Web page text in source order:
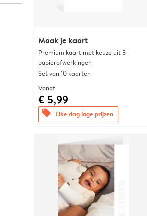
Maak je kaart
Premium kaart met keuze uit 3
papierafwerkingen
Set van 10 kaarten
Vanaf
€ 5,99
offers Elke dag lage prijzen